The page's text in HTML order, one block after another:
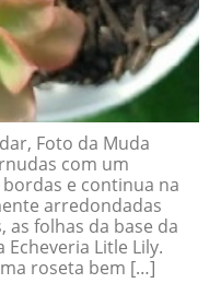
Foto da Muda
com um
e continua na
arredondadas
as folhas da base da
Litle Lily.
roseta bem […]